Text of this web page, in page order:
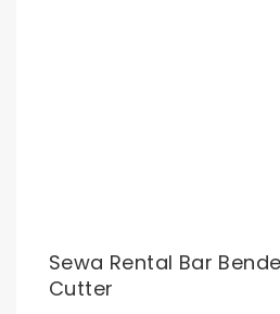
Sewa Rental Bar
Cutter